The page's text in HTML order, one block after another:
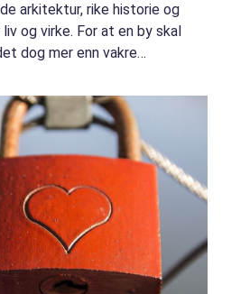
arkitektur, rike historie og
og virke. For at en by skal
dog mer enn vakre
hverdagslivet, so...